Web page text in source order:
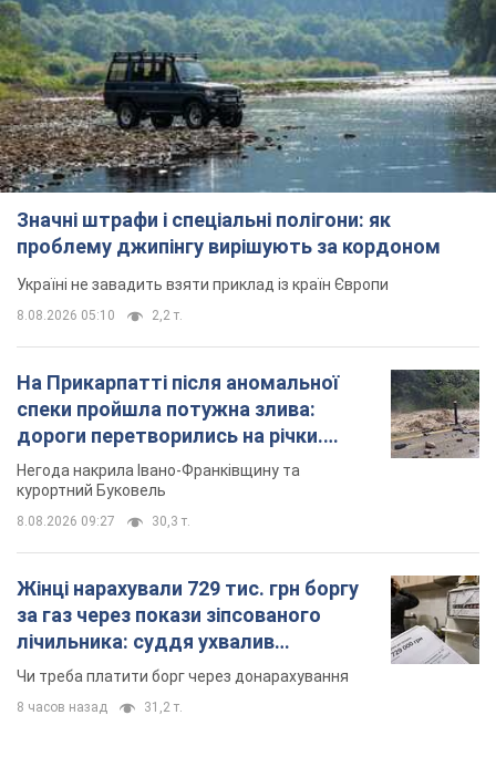
Значні штрафи і спеціальні полігони: як
проблему джипінгу вирішують за кордоном
Україні не завадить взяти приклад із країн Європи
8.08.2026 05:10 2,2 т.
На Прикарпатті після аномальної
спеки пройшла потужна злива:
дороги перетворились на річки.
Відео
Негода накрила Івано-Франківщину та
курортний Буковель
8.08.2026 09:27 30,3 т.
Жінці нарахували 729 тис. грн боргу
за газ через покази зіпсованого
лічильника: суддя ухвалив
неочікуване рішення
Чи треба платити борг через донарахування
8 часов назад 31,2 т.